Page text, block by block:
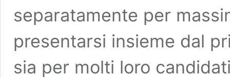
separatamente per
presentarsi insieme dal
sia per molti loro